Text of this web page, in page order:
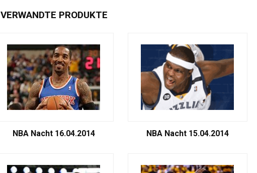
VERWANDTE PRODUKTE
NBA Nacht 16.04.2014 NBA Nacht 15.04.2014